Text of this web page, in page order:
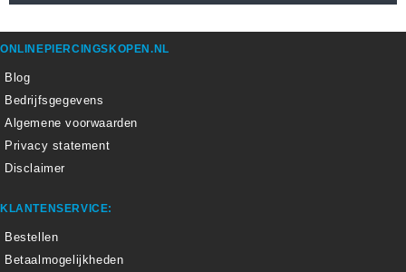
ONLINEPIERCINGSKOPEN.NL
Blog
Bedrijfsgegevens
Algemene voorwaarden
Privacy statement
Disclaimer
KLANTENSERVICE:
Bestellen
Betaalmogelijkheden